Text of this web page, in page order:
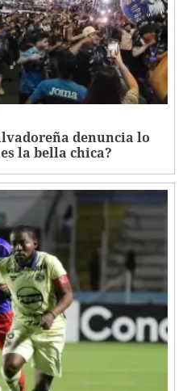
denuncia lo
la bella chica?